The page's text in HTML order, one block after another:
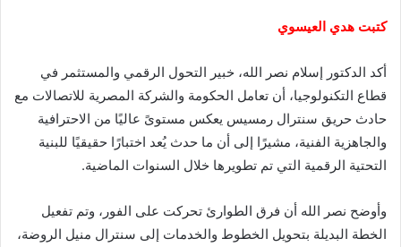
كتبت هدي العيسوي
أكد الدكتور إسلام نصر الله، خبير التحول الرقمي والمستثمر في
قطاع التكنولوجيا، أن تعامل الحكومة والشركة المصرية للاتصالات مع
حادث حريق سنترال رمسيس يعكس مستوىً عاليًا من الاحترافية
والجاهزية الفنية، مشيرًا إلى أن ما حدث يُعد اختبارًا حقيقيًا للبنية
التحتية الرقمية التي تم تطويرها خلال السنوات الماضية.
وأوضح نصر الله أن فرق الطوارئ تحركت على الفور، وتم تفعيل
الخطة البديلة بتحويل الخطوط والخدمات إلى سنترال منيل الروضة،